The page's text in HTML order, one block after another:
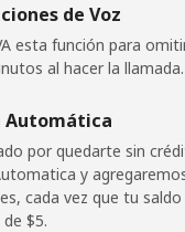
Republic
de Voz
esta función para
al hacer la llamada.
Automática
por quedarte sin
y
cada vez que tu
⁦$5⁩.